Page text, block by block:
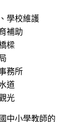
學校維護
補助
樑
務所
道
光
中小學教師的